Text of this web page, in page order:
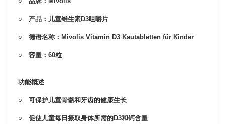
○ 产品：儿童维生素D3咀嚼片
○ 德语名称： Mivolis Vitamin D3 Kautabletten für Kinder
○ 容量：60粒
功能概述
○ 可保护儿童骨骼和牙齿的健康生长
○ 促使儿童每日摄取身体所需的D3和钙含量